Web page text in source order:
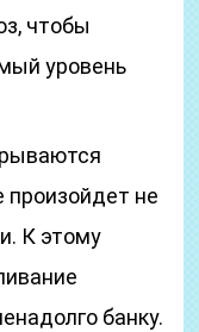
чтобы
уровень
произойдет не
К этому
банку.